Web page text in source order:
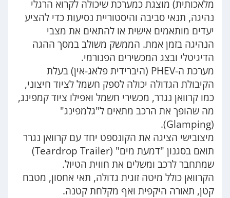
מלאכותית) מוצגת כמערכת שיכולה לקרוא הרגלי
נהיגה, תנאי סביבה והיסטוריית נסיעות כדי להציע
יעדים מותאמים אישית או להתאים את מצבי
הנהיגה בזמן אמת. הממשק משולב במסך ההגה
הדיגיטלי ובצג המכשירים הפנורמי.
מערכת ה-PHEV (היברידית פלאג-אין) בעלת
הקיבולת הגדולה יכולה לספק חשמל לציוד חיצוני,
כמו קרוואן נגרר, מכשירי חשמל ואפילו ציוד קמפינג,
מה שהופך את הרכב מתאים ל"גלמפינג"
(Glamping).
מיצובישי הציגה את הקונספט יחד עם קרוואן נגרר
תואם בסגנון "דמעת מים" (Teardrop Trailer)
שמתחבר לרכב ומשלים את חווית הטיול.
הקרוואן כולל מיטה זוגית גדולה, תאי אחסון, מטבח
קטן, תאורה היקפית ואף מקלחת קטנה.